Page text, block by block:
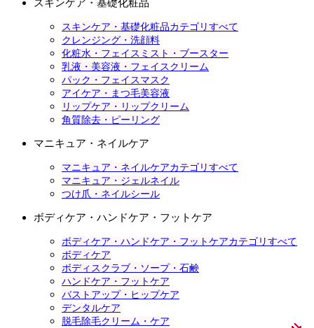
スキンケア・基礎化粧品
スキンケア・基礎化粧品カテゴリすべて
クレンジング・洗顔料
化粧水・フェイスミスト・ブースター
乳液・美容液・フェイスクリーム
パック・フェイスマスク
アイケア・まつ毛美容液
リップケア・リップクリーム
角質除去・ピーリング
マニキュア・ネイルケア
マニキュア・ネイルケアカテゴリすべて
マニキュア・ジェルネイル
つけ爪・ネイルシール
ボディケア・ハンドケア・フットケア
ボディケア・ハンドケア・フットケアカテゴリすべて
ボディケア
ボディスクラブ・ソープ・石鹸
ハンドケア・フットケア
バストアップ・ヒップケア
デンタルケア
脱毛除毛クリーム・ケア